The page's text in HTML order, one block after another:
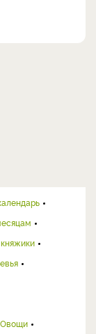
Овощи